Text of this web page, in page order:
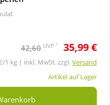
42,60 UVP 1 35,99 €
1 kg | inkl. MwSt. zzgl.Versand
Artikel auf Lager